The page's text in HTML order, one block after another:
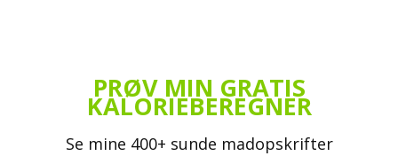
PRØV MIN GRATIS
KALORIEBEREGNER
Se mine 400+ sunde madopskrifter